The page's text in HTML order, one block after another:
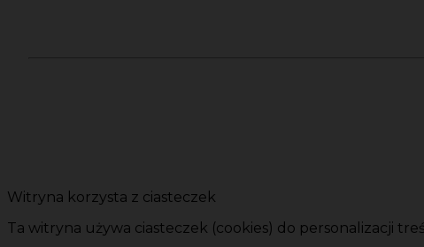
Witryna korzysta z ciasteczek
Ta witryna używa ciasteczek (cookies) do personalizacji